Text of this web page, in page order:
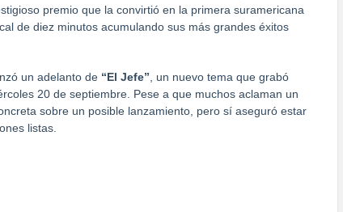
premio que la convirtió en la primera suramericana
de diez minutos acumulando sus más grandes éxitos
un adelanto de “El Jefe” , un nuevo tema que grabó
20 de septiembre. Pese a que muchos aclaman un
sobre un posible lanzamiento, pero sí aseguró estar
listas.